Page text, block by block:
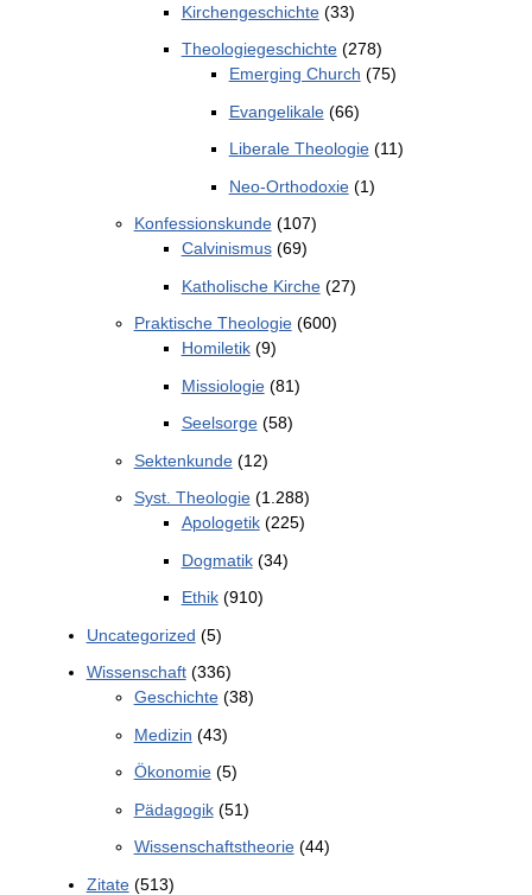
Kirchengeschichte(33)
Theologiegeschichte(278)
Emerging Church (75)
Evangelikale(66)
Liberale Theologie(11)
Neo-Orthodoxie(1)
Konfessionskunde(107)
Calvinismus(69)
Katholische Kirche(27)
Praktische Theologie(600)
Homiletik(9)
Missiologie(81)
Seelsorge(58)
Sektenkunde(12)
Syst. Theologie(1.288)
Apologetik(225)
Dogmatik(34)
Ethik(910)
Uncategorized (5)
Wissenschaft(336)
Geschichte(38)
Medizin (43)
Ökonomie(5)
Pädagogik(51)
Wissenschaftstheorie(44)
Zitate(513)